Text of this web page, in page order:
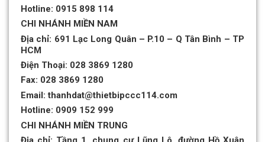
Hotline: 0915 898 114
CHI NHÁNH MIỀN NAM
Địa chỉ: 691 Lạc Long Quân – P.10 – Q Tân Bình – TP
HCM
Điện Thoại: 028 3869 1280
Fax: 028 3869 1280
Email: thanhdat@thietbipccc114.com
Hotline: 0909 152 999
CHI NHÁNH MIỀN TRUNG